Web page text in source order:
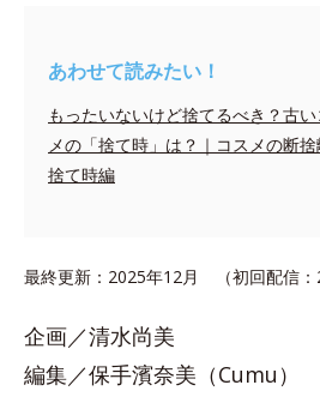
あわせて読みたい！
もったいないけど捨てるべき？古い
メの「捨て時」は？｜コスメの断捨
捨て時編
最終更新：2025年12月 （初回配信：
企画／清水尚美
編集／保手濱奈美（Cumu）